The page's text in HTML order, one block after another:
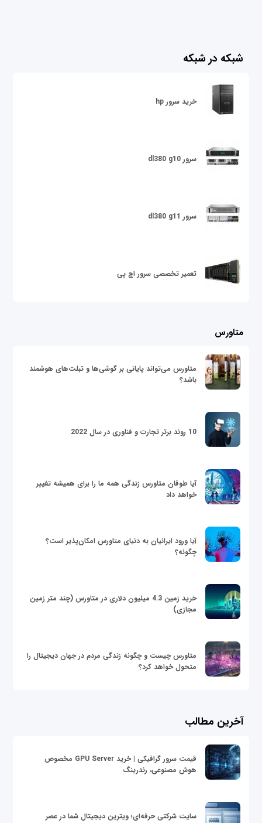
شبکه در شبکه
خرید سرور hp
سرور dl380 g10
سرور dl380 g11
تعمیر تخصصی سرور اچ پی
متاورس
متاورس می‌تواند پایانی بر گوشی‌ها و تبلت‌های هوشمند
باشد؟
10 روند برتر تجارت و فناوری در سال 2022
آیا طوفان متاورس زندگی همه ما را برای همیشه تغییر
خواهد داد
آیا ورود ایرانیان به دنیای متاورس امکان‌پذیر است؟
چگونه؟
خرید زمین 4.3 میلیون دلاری در متاورس (چند متر زمین
مجازی)
متاورس چیست و چگونه زندگی مردم در جهان دیجیتال را
متحول خواهد کرد؟
آخرین مطالب
قیمت سرور گرافیکی | خرید GPU Server مخصوص
هوش مصنوعی، رندرینگ
سایت شرکتی حرفه‌ای؛ ویترین دیجیتال شما در عصر